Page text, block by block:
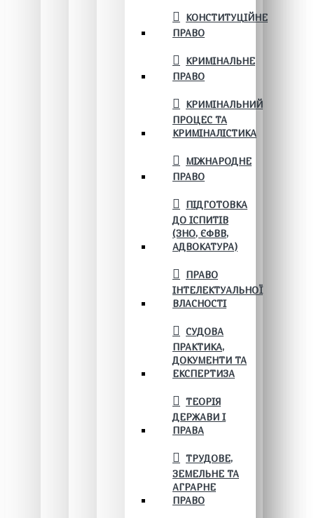
КОНСТИТУЦІЙНЕ
ПРАВО
КРИМІНАЛЬНЕ
ПРАВО
КРИМІНАЛЬНИЙ
ПРОЦЕС ТА
КРИМІНАЛІСТИКА
МІЖНАРОДНЕ
ПРАВО
ПІДГОТОВКА
ДО ІСПИТІВ
(ЗНО, ЄФВВ,
АДВОКАТУРА)
ПРАВО
ІНТЕЛЕКТУАЛЬНОЇ
ВЛАСНОСТІ
СУДОВА
ПРАКТИКА,
ДОКУМЕНТИ ТА
ЕКСПЕРТИЗА
ТЕОРІЯ
ДЕРЖАВИ І
ПРАВА
ТРУДОВЕ,
ЗЕМЕЛЬНЕ ТА
АГРАРНЕ
ПРАВО